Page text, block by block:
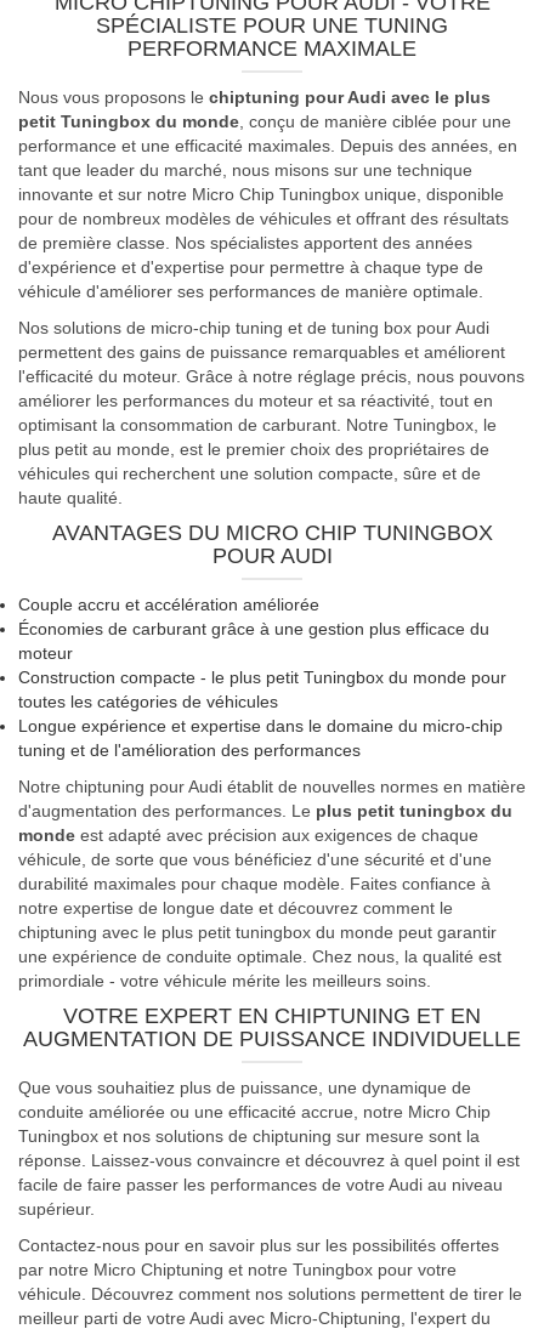
SPÉCIALISTE POUR UNE TUNING
PERFORMANCE MAXIMALE
Nous vous proposons le chiptuning pour Audi avec le plus
petit Tuningbox du monde , conçu de manière ciblée pour une
performance et une efficacité maximales. Depuis des années, en
tant que leader du marché, nous misons sur une technique
innovante et sur notre Micro Chip Tuningbox unique, disponible
pour de nombreux modèles de véhicules et offrant des résultats
de première classe. Nos spécialistes apportent des années
d'expérience et d'expertise pour permettre à chaque type de
véhicule d'améliorer ses performances de manière optimale.
Nos solutions de micro-chip tuning et de tuning box pour Audi
permettent des gains de puissance remarquables et améliorent
l'efficacité du moteur. Grâce à notre réglage précis, nous pouvons
améliorer les performances du moteur et sa réactivité, tout en
optimisant la consommation de carburant. Notre Tuningbox, le
plus petit au monde, est le premier choix des propriétaires de
véhicules qui recherchent une solution compacte, sûre et de
haute qualité.
AVANTAGES DU MICRO CHIP TUNINGBOX
POUR AUDI
Couple accru et accélération améliorée
Économies de carburant grâce à une gestion plus efficace du
moteur
Construction compacte - le plus petit Tuningbox du monde pour
toutes les catégories de véhicules
Longue expérience et expertise dans le domaine du micro-chip
tuning et de l'amélioration des performances
Notre chiptuning pour Audi établit de nouvelles normes en matière
d'augmentation des performances. Le plus petit tuningbox du
monde est adapté avec précision aux exigences de chaque
véhicule, de sorte que vous bénéficiez d'une sécurité et d'une
durabilité maximales pour chaque modèle. Faites confiance à
notre expertise de longue date et découvrez comment le
chiptuning avec le plus petit tuningbox du monde peut garantir
une expérience de conduite optimale. Chez nous, la qualité est
primordiale - votre véhicule mérite les meilleurs soins.
VOTRE EXPERT EN CHIPTUNING ET EN
AUGMENTATION DE PUISSANCE INDIVIDUELLE
Que vous souhaitiez plus de puissance, une dynamique de
conduite améliorée ou une efficacité accrue, notre Micro Chip
Tuningbox et nos solutions de chiptuning sur mesure sont la
réponse. Laissez-vous convaincre et découvrez à quel point il est
facile de faire passer les performances de votre Audi au niveau
supérieur.
Contactez-nous pour en savoir plus sur les possibilités offertes
par notre Micro Chiptuning et notre Tuningbox pour votre
véhicule. Découvrez comment nos solutions permettent de tirer le
meilleur parti de votre Audi avec Micro-Chiptuning, l'expert du